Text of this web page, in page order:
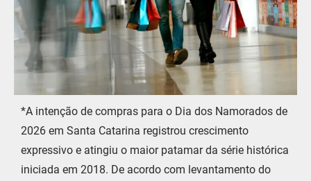
*A intenção de compras para o Dia dos Namorados de
2026 em Santa Catarina registrou crescimento
expressivo e atingiu o maior patamar da série histórica
iniciada em 2018. De acordo com levantamento do